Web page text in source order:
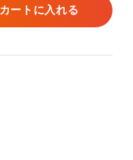
カートに入れる